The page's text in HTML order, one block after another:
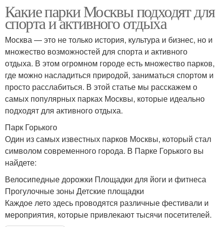
Какие парки Москвы подходят для
спорта и активного отдыха
Москва — это не только история, культура и бизнес, но и
множество возможностей для спорта и активного
отдыха. В этом огромном городе есть множество парков,
где можно насладиться природой, заниматься спортом и
просто расслабиться. В этой статье мы расскажем о
самых популярных парках Москвы, которые идеально
подходят для активного отдыха.
Парк Горького
Один из самых известных парков Москвы, который стал
символом современного города. В Парке Горького вы
найдете:
Велосипедные дорожки Площадки для йоги и фитнеса
Прогулочные зоны Детские площадки
Каждое лето здесь проводятся различные фестивали и
мероприятия, которые привлекают тысячи посетителей.